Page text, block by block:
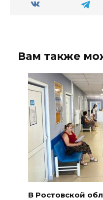
Вам также
В Ростовской